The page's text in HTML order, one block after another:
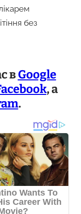
без
вGoogle
, а
.